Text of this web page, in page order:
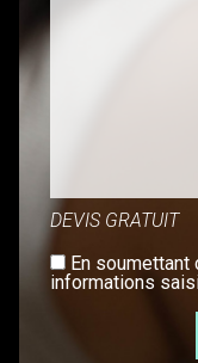
DEVIS GRATUIT
En soumettant
informations